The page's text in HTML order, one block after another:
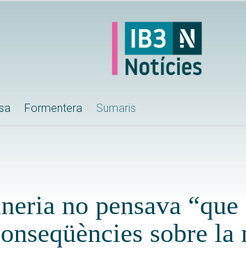
Formentera Sumaris
no pensava
sobre la